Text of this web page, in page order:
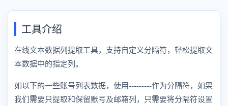
工具介绍
在线文本数据列提取工具，支持自定义分隔符，轻松提取文
本数据中的指定列。
如以下的一些账号列表数据，使用---------作为分隔符，如果
我们需要只提取和保留账号及邮箱列，只需要将分隔符设置